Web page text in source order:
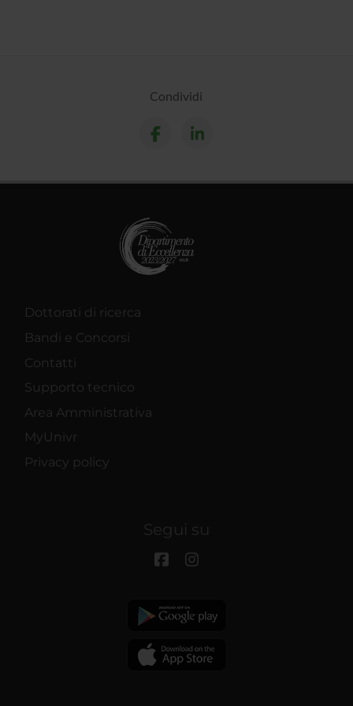
Condividi
Dottorati di ricerca
Bandi e Concorsi
Contatti
Supporto tecnico
Area Amministrativa
MyUnivr
Privacy policy
Segui su